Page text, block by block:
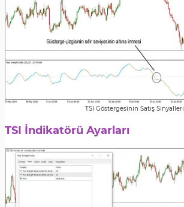
TSI Göstergesinin Satış Sinyalleri
TSI İndikatörü Ayarları